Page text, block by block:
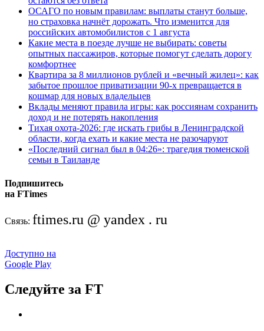
ОСАГО по новым правилам: выплаты станут больше,
но страховка начнёт дорожать. Что изменится для
российских автомобилистов с 1 августа
Какие места в поезде лучше не выбирать: советы
опытных пассажиров, которые помогут сделать дорогу
комфортнее
Квартира за 8 миллионов рублей и «вечный жилец»: как
забытое прошлое приватизации 90-х превращается в
кошмар для новых владельцев
Вклады меняют правила игры: как россиянам сохранить
доход и не потерять накопления
Тихая охота-2026: где искать грибы в Ленинградской
области, когда ехать и какие места не разочаруют
«Последний сигнал был в 04:26»: трагедия тюменской
семьи в Таиланде
Подпишитесь
на FTimes
Связь: ftimes.ru @ yandex . ru
Доступно на
Google Play
Следуйте за FT